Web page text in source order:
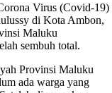
Virus (Covid-19)
di Kota Ambon,
Maluku
sembuh total.
Provinsi Maluku
ada warga yang